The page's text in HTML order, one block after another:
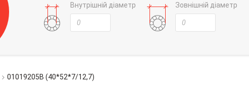
Внутрішній діаметр Зовнішній діаметр
01019205B (40*52*7/12,7)